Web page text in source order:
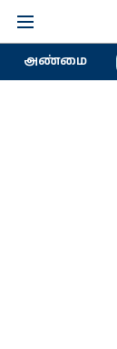
அண்மை